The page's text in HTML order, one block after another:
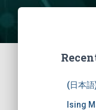
(日本
Ising